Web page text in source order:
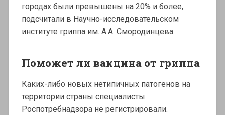
городах были превышены на 20% и более,
подсчитали в Научно-исследовательском
институте гриппа им. А.А. Смородинцева.
Поможет ли вакцина от гриппа
Каких-либо новых нетипичных патогенов на
территории страны специалисты
Роспотребнадзора не регистрировали.